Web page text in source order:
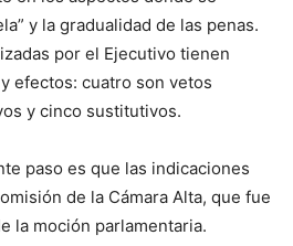
y la gradualidad de las penas.
por el Ejecutivo tienen
efectos: cuatro son vetos
y cinco sustitutivos.
paso es que las indicaciones
de la Cámara Alta, que fue
la moción parlamentaria.